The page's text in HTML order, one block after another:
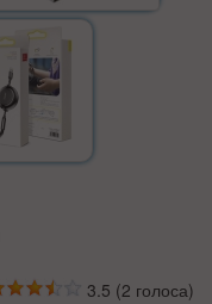
3.5 (2 голоса)